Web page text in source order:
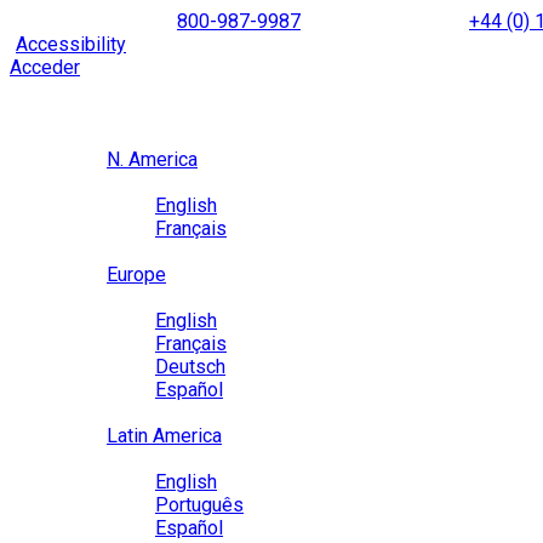
to
content
800-987-9987
+44 (0)
Accessibility
Acceder
N. America
English
Français
Europe
English
Français
Deutsch
Español
Latin America
English
Português
Español